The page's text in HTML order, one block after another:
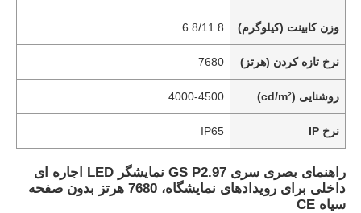
وزن کابینت (کیلوگرم) 6.8/11.8
نرخ تازه کردن (هرتز) 7680
روشنایی (cd/m²) 4000-4500
نرخ IP IP65
راهنمای بصری سری GS P2.97 نمایشگر LED اجاره ای
داخلی برای رویدادهای نمایشگاه، 7680 هرتز بدون صفحه
سیاه CE